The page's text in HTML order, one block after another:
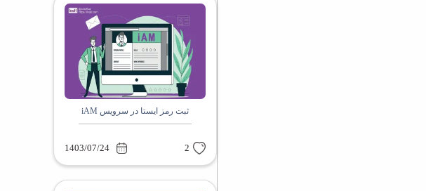
ثبت رمز ایستا در سرویس iAM
2
1403/07/24